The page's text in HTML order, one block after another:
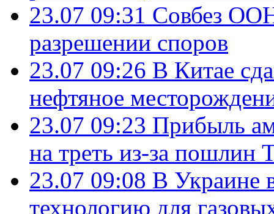
23.07 09:31 Совбез
разрешении споров
23.07 09:26 В Китае
нефтяное
23.07 09:23 Прибыль
на треть из-за пошлин
23.07 09:08 В Украине
технологию для